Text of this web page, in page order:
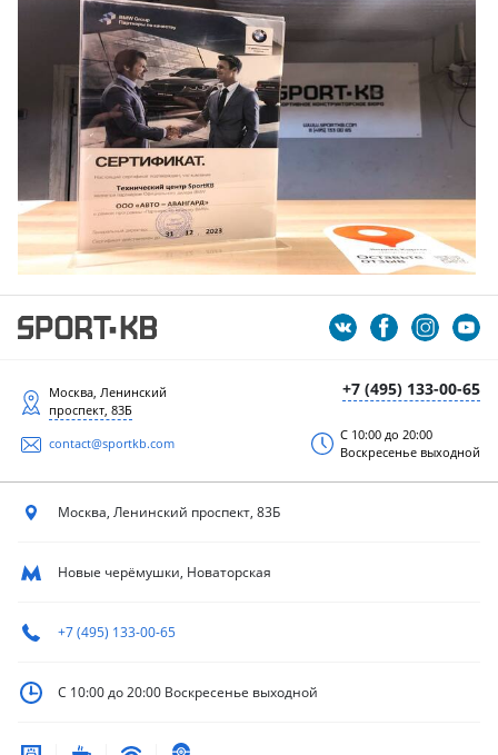
+7 (495) 133-00-65
Москва, Ленинский
проспект, 83Б
contact@sportkb.com
С 10:00 до 20:00
Воскресенье выходной
Москва, Ленинский проспект, 83Б
Новые черёмушки, Новаторская
+7 (495) 133-00-65
С 10:00 до 20:00 Воскресенье выходной